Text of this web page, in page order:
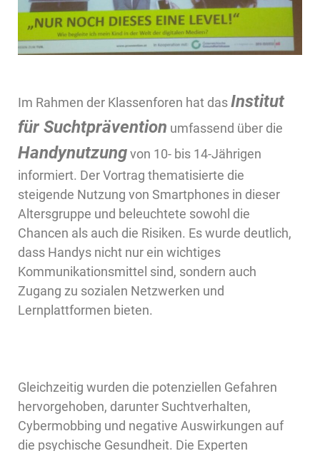
Im Rahmen der Klassenforen hat dasInstitut
für Suchtprävention umfassend über die
Handynutzungvon 10- bis 14-Jährigen
informiert. Der Vortrag thematisierte die
steigende Nutzung von Smartphones in dieser
Altersgruppe und beleuchtete sowohl die
Chancen als auch die Risiken. Es wurde deutlich,
dass Handys nicht nur ein wichtiges
Kommunikationsmittel sind, sondern auch
Zugang zu sozialen Netzwerken und
Lernplattformen bieten.
Gleichzeitig wurden die potenziellen Gefahren
hervorgehoben, darunter Suchtverhalten,
Cybermobbing und negative Auswirkungen auf
die psychische Gesundheit. Die Experten